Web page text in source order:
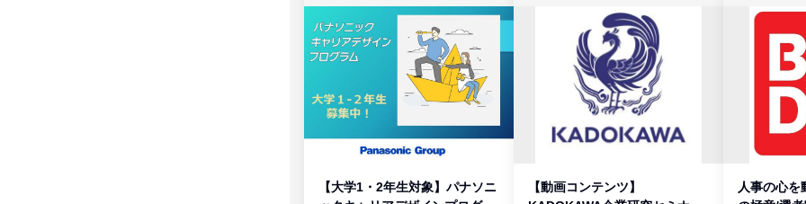
【大学1・2年生対象】パナソニ
【動画コンテンツ】
人事の心を